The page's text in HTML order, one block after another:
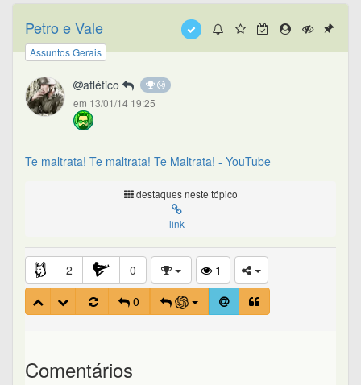
Petro e Vale
Assuntos Gerais
atlético
em 13/01/14 19:25
Te maltrata! Te maltrata! Te Maltrata! - YouTube
destaques neste tópico
link
2 0
1
0
Comentários